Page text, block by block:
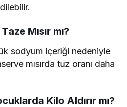
Mısır mı?
sodyum içeriği nedeniyle
mısırda tuz oranı daha
Kilo Aldırır mı?